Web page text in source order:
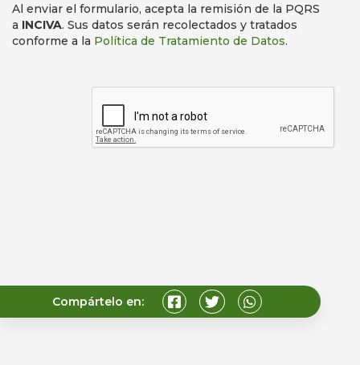
Al enviar el formulario, acepta la remisión de la PQRS
a INCIVA. Sus datos serán recolectados y tratados
conforme a la Política de Tratamiento de Datos.
Compártelo en: